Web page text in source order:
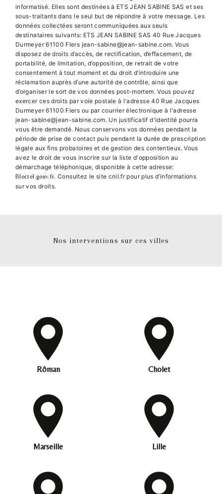
informatisé. Elles sont destinées à ETS JEAN SABINE SAS et ses
sous-traitants dans le seul but de répondre à votre message. Les
données collectées seront communiquées aux seuls
destinataires suivants: ETS JEAN SABINE SAS 40 Rue Jacques
Durmeyer 61100 Flers jean-sabine@jean-sabine.com. Vous
disposez de droits d’accès, de rectification, d’effacement, de
portabilité, de limitation, d’opposition, de retrait de votre
consentement à tout moment et du droit d’introduire une
réclamation auprès d’une autorité de contrôle, ainsi que
d’organiser le sort de vos données post-mortem. Vous pouvez
exercer ces droits par voie postale à l'adresse 40 Rue Jacques
Durmeyer 61100 Flers ou par courrier électronique à l'adresse
jean-sabine@jean-sabine.com. Un justificatif d'identité pourra
vous être demandé. Nous conservons vos données pendant la
période de prise de contact puis pendant la durée de prescription
légale aux fins probatoires et de gestion des contentieux. Vous
avez le droit de vous inscrire sur la liste d'opposition au
démarchage téléphonique, disponible à cette adresse:
Bloctel.gouv.fr. Consultez le site cnil.fr pour plus d’informations
sur vos droits.
Nos interventions sur ces villes
Rôman Cholet
Marseille Lille